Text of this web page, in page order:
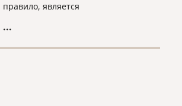
правило, является
верности перевода процедурой.
...